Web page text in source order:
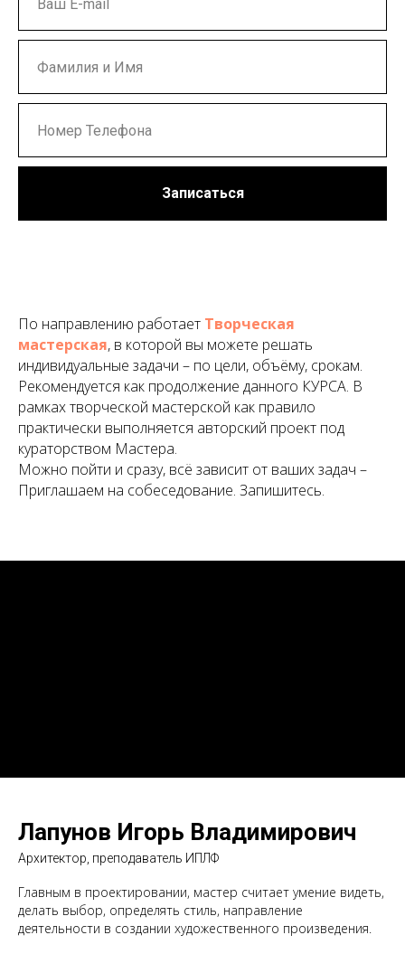
Записаться
По направлению работает Творческая
мастерская, в которой вы можете решать
индивидуальные задачи – по цели, объёму, срокам.
Рекомендуется как продолжение данного КУРСА. В
рамках творческой мастерской как правило
практически выполняется авторский проект под
кураторством Мастера.
Можно пойти и сразу, всё зависит от ваших задач –
Приглашаем на собеседование. Запишитесь.
Лапунов Игорь Владимирович
Архитектор, преподаватель ИПЛФ
Главным в проектировании, мастер считает умение видеть,
делать выбор, определять стиль, направление
деятельности в создании художественного произведения.